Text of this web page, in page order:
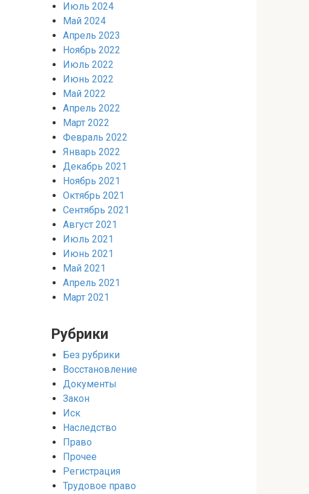
Июль 2024
Май 2024
Апрель 2023
Ноябрь 2022
Июль 2022
Июнь 2022
Май 2022
Апрель 2022
Март 2022
Февраль 2022
Январь 2022
Декабрь 2021
Ноябрь 2021
Октябрь 2021
Сентябрь 2021
Август 2021
Июль 2021
Июнь 2021
Май 2021
Апрель 2021
Март 2021
Рубрики
Без рубрики
Восстановление
Документы
Закон
Иск
Наследство
Право
Прочее
Регистрация
Трудовое право